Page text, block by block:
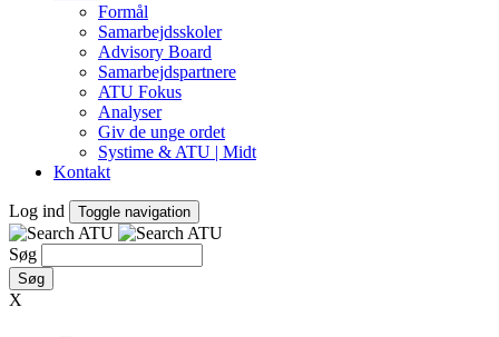
Formål
Samarbejdsskoler
Advisory Board
Samarbejdspartnere
ATU Fokus
Analyser
Giv de unge ordet
Systime & ATU | Midt
Kontakt
Log ind Toggle navigation
Søg
X